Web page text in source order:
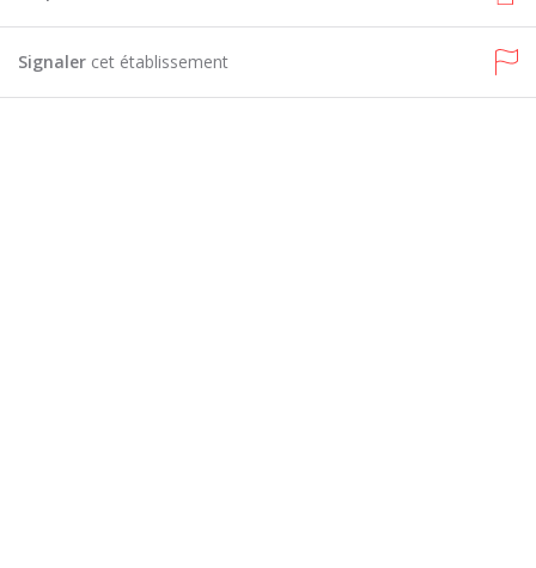
Signaler cet établissement